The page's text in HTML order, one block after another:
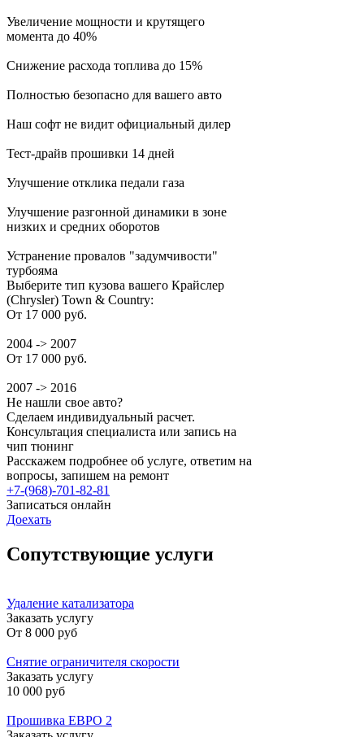
Увеличение мощности и крутящего
момента до 40%
Снижение расхода топлива до 15%
Полностью безопасно для вашего авто
Наш софт не видит официальный дилер
Тест-драйв прошивки 14 дней
Улучшение отклика педали газа
Улучшение разгонной динамики в зоне
низких и средних оборотов
Устранение провалов "задумчивости"
турбояма
Выберите тип кузова вашего Крайслер
(Chrysler) Town & Country:
От 17 000 руб.
2004 -> 2007
От 17 000 руб.
2007 -> 2016
Не нашли свое авто?
Сделаем индивидуальный расчет.
Консультация специалиста или запись на
чип тюнинг
Расскажем подробнее об услуге, ответим на
вопросы, запишем на ремонт
+7-(968)-701-82-81
Записаться онлайн
Доехать
Сопутствующие услуги
Удаление катализатора
Заказать услугу
От 8 000 руб
Снятие ограничителя скорости
Заказать услугу
10 000 руб
Прошивка ЕВРО 2